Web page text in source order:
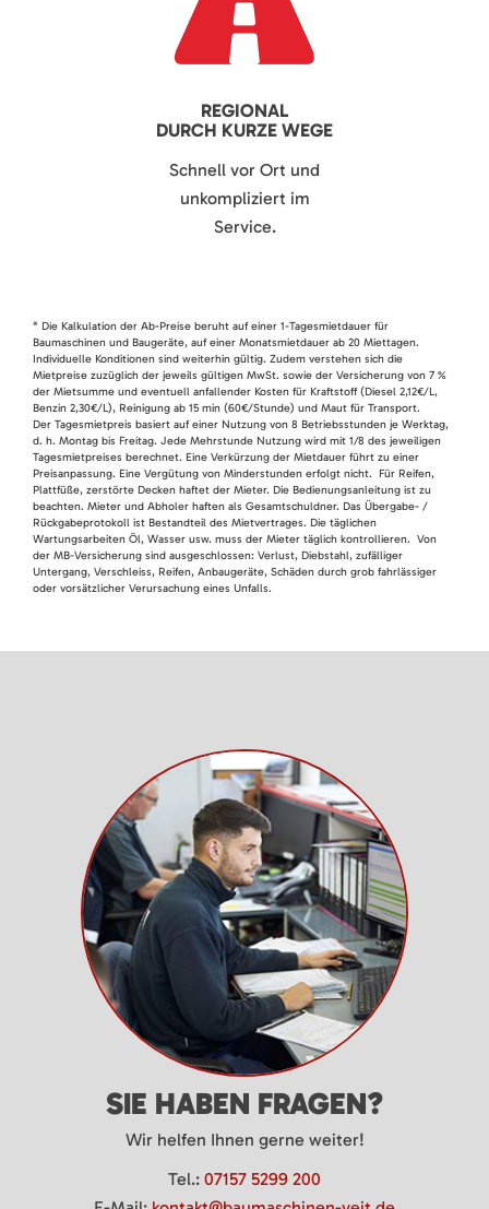
REGIONAL
DURCH KURZE WEGE
Schnell vor Ort und
unkompliziert im
Service.
* Die Kalkulation der Ab-Preise beruht auf einer 1-Tagesmietdauer für
Baumaschinen und Baugeräte, auf einer Monatsmietdauer ab 20 Miettagen.
Individuelle Konditionen sind weiterhin gültig. Zudem verstehen sich die
Mietpreise zuzüglich der jeweils gültigen MwSt. sowie der Versicherung von 7 %
der Mietsumme und eventuell anfallender Kosten für Kraftstoff (Diesel 2,12€/L,
Benzin 2,30€/L), Reinigung ab 15 min (60€/Stunde) und Maut für Transport.
Der Tagesmietpreis basiert auf einer Nutzung von 8 Betriebsstunden je Werktag,
d. h. Montag bis Freitag. Jede Mehrstunde Nutzung wird mit 1/8 des jeweiligen
Tagesmietpreises berechnet. Eine Verkürzung der Mietdauer führt zu einer
Preisanpassung. Eine Vergütung von Minderstunden erfolgt nicht. Für Reifen,
Plattfüße, zerstörte Decken haftet der Mieter. Die Bedienungsanleitung ist zu
beachten. Mieter und Abholer haften als Gesamtschuldner. Das Übergabe- /
Rückgabeprotokoll ist Bestandteil des Mietvertrages. Die täglichen
Wartungsarbeiten Öl, Wasser usw. muss der Mieter täglich kontrollieren. Von
der MB-Versicherung sind ausgeschlossen: Verlust, Diebstahl, zufälliger
Untergang, Verschleiss, Reifen, Anbaugeräte, Schäden durch grob fahrlässiger
oder vorsätzlicher Verursachung eines Unfalls.
SIE HABEN FRAGEN?
Wir helfen Ihnen gerne weiter!
Tel.: 07157 5299 200